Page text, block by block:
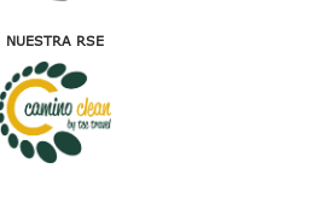
NUESTRA RSE